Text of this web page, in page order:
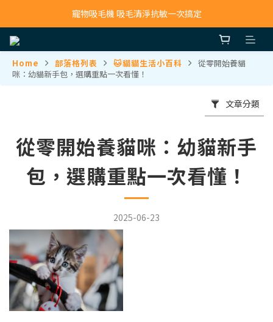
寵物吸毛機 吸毛清淨抗敏一次搞定
寵物吸毛機 吸毛清淨抗敏一次搞定
寵物吸毛機 吸毛清淨抗敏一次搞定
Home 部落格列表 🐱貓貓生活小百科
從零開始養貓
咪：幼貓新手包，選購重點一次看懂！
文章分類
從零開始養貓咪：幼貓新手
包，選購重點一次看懂！
2025-06-23